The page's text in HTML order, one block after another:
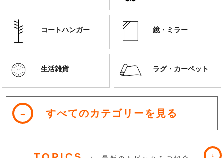
コートハンガー 鏡・ミラー
生活雑貨 ラグ・カーペット
すべてのカテゴリーを見る